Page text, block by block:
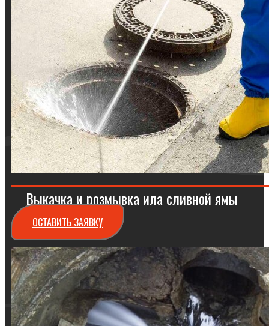
Выкачка и розмывка ила сливной ямы
ОСТАВИТЬ ЗАЯВКУ